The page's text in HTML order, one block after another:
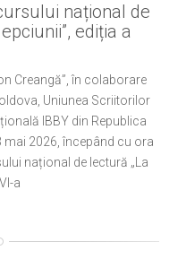
național de
ediția a
Creangă”, în colaborare
Uniunea Scriitorilor
IBBY din Republica
2026, începând cu ora
național de lectură „La
a